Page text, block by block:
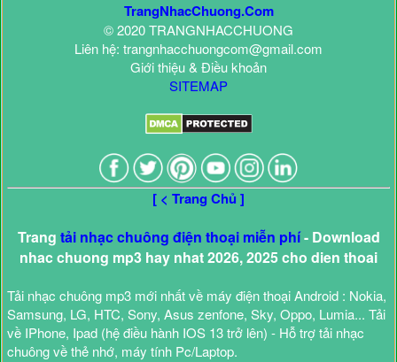
TrangNhacChuong.Com
© 2020 TRANGNHACCHUONG
Liên hệ: trangnhacchuongcom@gmail.com
Giới thiệu & Điều khoản
SITEMAP
[ < Trang Chủ ]
Trang tải nhạc chuông điện thoại miễn phí- Download
nhac chuong mp3 hay nhat 2026, 2025 cho dien thoai
Tải nhạc chuông mp3 mới nhất về máy điện thoại Android : Nokia,
Samsung, LG, HTC, Sony, Asus zenfone, Sky, Oppo, Lumia... Tải
về IPhone, Ipad (hệ điều hành IOS 13 trở lên) - Hỗ trợ tải nhạc
chuông về thẻ nhớ, máy tính Pc/Laptop.